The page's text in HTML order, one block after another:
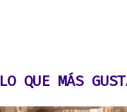
LO QUE MÁS